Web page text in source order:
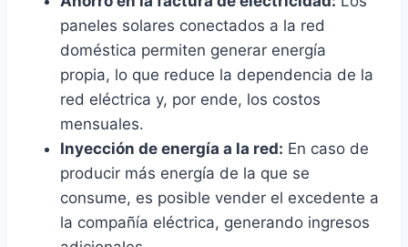
paneles solares conectados a la red
doméstica permiten generar energía
propia, lo que reduce la dependencia de la
red eléctrica y, por ende, los costos
mensuales.
Inyección de energía a la red: En caso de
producir más energía de la que se
consume, es posible vender el excedente a
la compañía eléctrica, generando ingresos